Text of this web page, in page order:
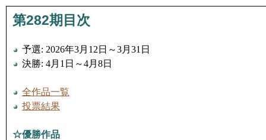
第282期目次
予選: 2026年3月12日～3月31日
決勝: 4月1日～4月8日
全作品一覧
投票結果
☆優勝作品